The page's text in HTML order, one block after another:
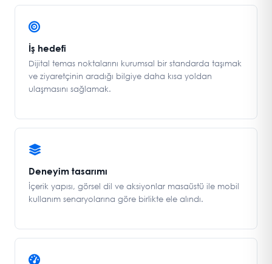
İş hedefi
Dijital temas noktalarını kurumsal bir standarda taşımak
ve ziyaretçinin aradığı bilgiye daha kısa yoldan
ulaşmasını sağlamak.
Deneyim tasarımı
İçerik yapısı, görsel dil ve aksiyonlar masaüstü ile mobil
kullanım senaryolarına göre birlikte ele alındı.